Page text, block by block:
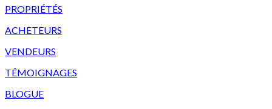
PROPRIÉTÉS
ACHETEURS
VENDEURS
TÉMOIGNAGES
BLOGUE